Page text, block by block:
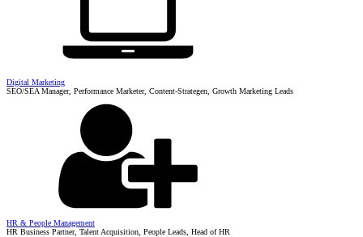
Digital Marketing
SEO/SEA Manager, Performance Marketer, Content-Strategen, Growth Marketing Leads
HR & People Management
HR Business Partner, Talent Acquisition, People Leads, Head of HR